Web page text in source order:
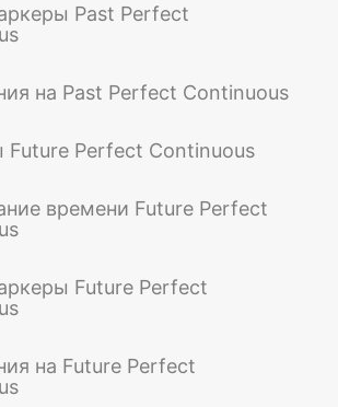
Past Perfect
на Past Perfect Continuous
Perfect Continuous
времени Future Perfect
Future Perfect
на Future Perfect